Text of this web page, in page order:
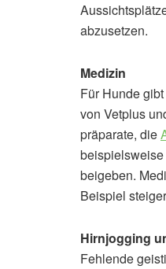
abzusetzen.
Medizin
Für Hunde
von Vetplus
präparate, die
beigeben.
Beispiel
Hirnjogging
Fehlende